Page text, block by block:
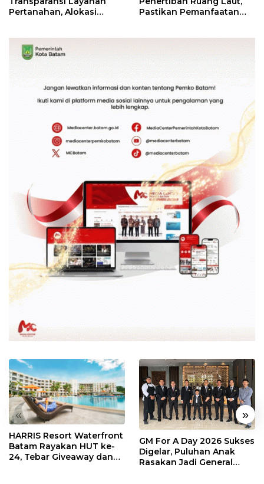
Pertanahan, Alokasi
Pastikan Pemanfaatan
« »
HARRIS Resort Waterfront
Batam Rayakan HUT ke-
24, Tebar Giveaway dan
GM For A Day 2026 Sukses
Digelar, Puluhan Anak
Rasakan Jadi General